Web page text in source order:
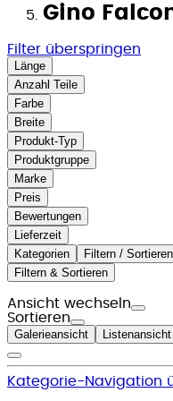
Gino
Filter überspringen
Länge
Anzahl Teile
Farbe
Breite
Produkt-Typ
Produktgruppe
Marke
Preis
Bewertungen
Lieferzeit
Kategorien
Filtern / Sortieren
Filtern & Sortieren
Ansicht wechseln
Sortieren
Galerieansicht Listenansicht
Kategorie-Navigation